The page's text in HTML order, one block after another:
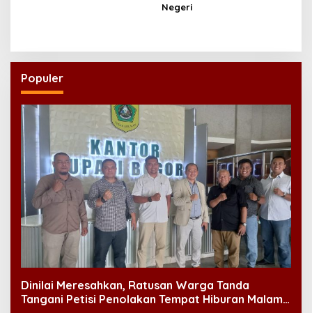
Negeri
Populer
Dinilai Meresahkan, Ratusan Warga Tanda
Tangani Petisi Penolakan Tempat Hiburan Malam